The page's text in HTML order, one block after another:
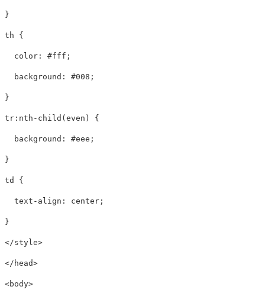
}
th {
color : #fff ;
background : #008 ;
}
tr :nth-child ( even ) {
background : #eee ;
}
td {
text-align : center ;
}
</style>
</head>
<body>